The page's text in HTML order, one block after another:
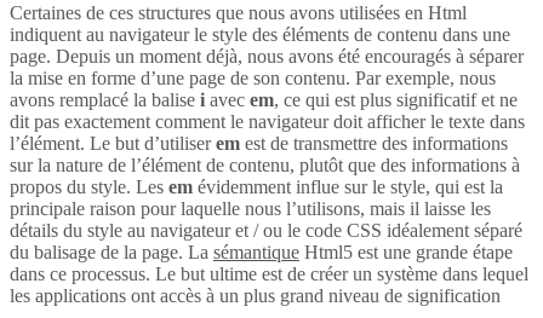
Certaines de ces structures que nous avons utilisées en Html
indiquent au navigateur le style des éléments de contenu dans une
page. Depuis un moment déjà, nous avons été encouragés à séparer
la mise en forme d’une page de son contenu. Par exemple, nous
avons remplacé la balise i avec em, ce qui est plus significatif et ne
dit pas exactement comment le navigateur doit afficher le texte dans
l’élément. Le but d’utiliserem est de transmettre des informations
sur la nature de l’élément de contenu, plutôt que des informations à
propos du style. Les em évidemment influe sur le style, qui est la
principale raison pour laquelle nous l’utilisons, mais il laisse les
détails du style au navigateur et / ou le code CSS idéalement séparé
du balisage de la page. La sémantique Html5 est une grande étape
dans ce processus. Le but ultime est de créer un système dans lequel
les applications ont accès à un plus grand niveau de signification